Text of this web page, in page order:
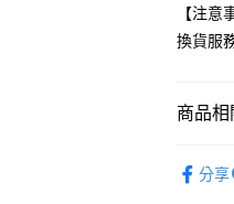
臺灣
匯豐
玉山
Apple
街口支
全盈
【注
換貨服
商品相
分享